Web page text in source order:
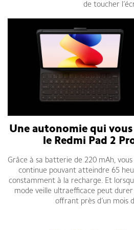
de toucher
Une autonomie qui
le Redmi Pad 2
Grâce à sa batterie de 220 mAh,
continue pouvant atteindre 65
constamment à la recharge. Et
mode veille ultraefficace peut durer
offrant près d’un mois